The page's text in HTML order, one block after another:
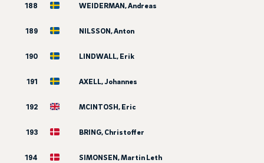
188 WEIDERMAN, Andreas
189 NILSSON, Anton
190 LINDWALL, Erik
191 AXELL, Johannes
192 MCINTOSH, Eric
193 BRING, Christoffer
194 SIMONSEN, Martin Leth